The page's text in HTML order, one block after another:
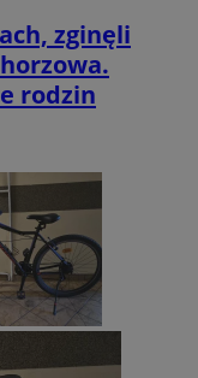
zginęli
rodzin